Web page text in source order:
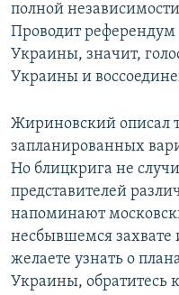
полной
Проводит референдум
Украины, значит,
Украины и
Жириновский описал
запланированных
Но блицкрига не
представителей
напоминают
несбывшемся
желаете узнать о
Украины, обратитесь